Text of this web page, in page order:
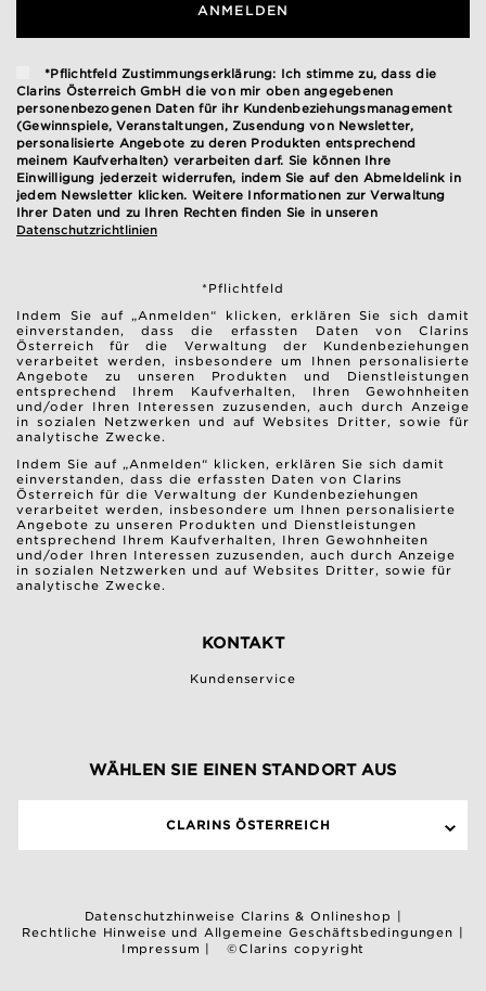
ANMELDEN
*Pflichtfeld Zustimmungserklärung: Ich stimme zu, dass die
Clarins Österreich GmbH die von mir oben angegebenen
personenbezogenen Daten für ihr Kundenbeziehungsmanagement
(Gewinnspiele, Veranstaltungen, Zusendung von Newsletter,
personalisierte Angebote zu deren Produkten entsprechend
meinem Kaufverhalten) verarbeiten darf. Sie können Ihre
Einwilligung jederzeit widerrufen, indem Sie auf den Abmeldelink in
jedem Newsletter klicken. Weitere Informationen zur Verwaltung
Ihrer Daten und zu Ihren Rechten finden Sie in unseren
Datenschutzrichtlinien
*Pflichtfeld
Indem Sie auf „Anmelden“ klicken, erklären Sie sich damit
einverstanden, dass die erfassten Daten von Clarins
Österreich für die Verwaltung der Kundenbeziehungen
verarbeitet werden, insbesondere um Ihnen personalisierte
Angebote zu unseren Produkten und Dienstleistungen
entsprechend Ihrem Kaufverhalten, Ihren Gewohnheiten
und/oder Ihren Interessen zuzusenden, auch durch Anzeige
in sozialen Netzwerken und auf Websites Dritter, sowie für
analytische Zwecke.
Indem Sie auf „Anmelden“ klicken, erklären Sie sich damit
einverstanden, dass die erfassten Daten von Clarins
Österreich für die Verwaltung der Kundenbeziehungen
verarbeitet werden, insbesondere um Ihnen personalisierte
Angebote zu unseren Produkten und Dienstleistungen
entsprechend Ihrem Kaufverhalten, Ihren Gewohnheiten
und/oder Ihren Interessen zuzusenden, auch durch Anzeige
in sozialen Netzwerken und auf Websites Dritter, sowie für
analytische Zwecke.
KONTAKT
Kundenservice
WÄHLEN SIE EINEN STANDORT AUS
CLARINS ÖSTERREICH
Datenschutzhinweise Clarins & Onlineshop
Rechtliche Hinweise und Allgemeine Geschäftsbedingungen
Impressum
©Clarins copyright